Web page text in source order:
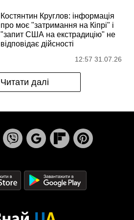
Костянтин Круглов: інформація
про моє "затримання на Кіпрі" і
"запит США на екстрадицію" не
відповідає дійсності
12:57 31.07.26
Читати далі